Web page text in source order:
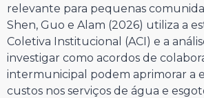
relevante para pequenas
Shen, Guo e Alam (2026) utiliza a
Coletiva Institucional (ACI) e a
investigar como acordos de
intermunicipal podem aprimorar a
custos nos serviços de água e